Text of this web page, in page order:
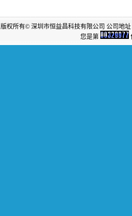
版权所有© 深圳市恒益昌科技有限公司 公司地
您是第